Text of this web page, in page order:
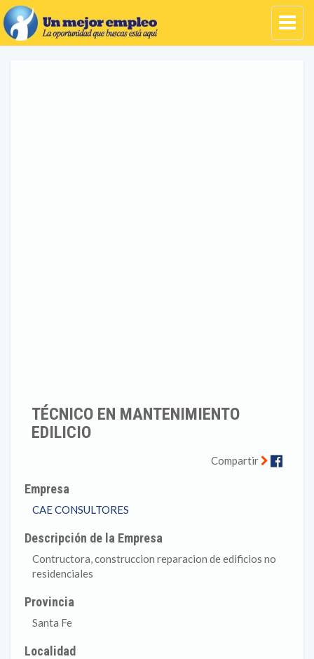
TÉCNICO EN MANTENIMIENTO
EDILICIO
Compartir
Empresa
CAE CONSULTORES
Descripción de la Empresa
Contructora, construccion reparacion de edificios no
residenciales
Provincia
Santa Fe
Localidad